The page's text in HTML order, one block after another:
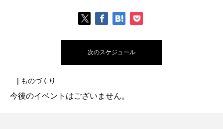
次のスケジュール
| ものづくり
今後のイベントはございません。